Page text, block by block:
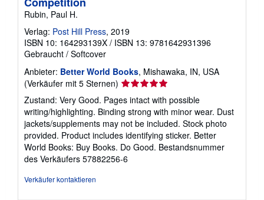
Rubin, Paul H.
Verlag: Post Hill Press, 2019
ISBN 10: 164293139X / ISBN 13: 9781642931396
Gebraucht / Softcover
Anbieter: Better World Books, Mishawaka, IN, USA
(Verkäufer mit 5 Sternen) Verkäuferbewertung
von
5
Sternen
Zustand: Very Good. Pages intact with possible
writing/highlighting. Binding strong with minor wear. Dust
jackets/supplements may not be included. Stock photo
provided. Product includes identifying sticker. Better
World Books: Buy Books. Do Good. Bestandsnummer
des Verkäufers 57882256-6
Verkäufer kontaktieren